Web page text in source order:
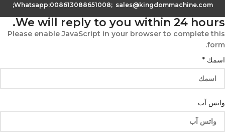
Whatsapp:008613088651008; sales@kingdommachine.com;
We will reply to you within 24 hours.
Please enable JavaScript in your browser to complete this
form.
اسمك *
واتس آب